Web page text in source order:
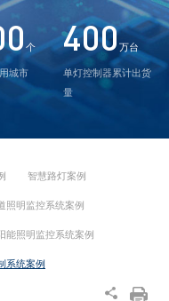
个
城市
400万台
单灯控制器累计出货
量
智慧路灯案例
照明监控系统案例
能照明监控系统案例
系统案例